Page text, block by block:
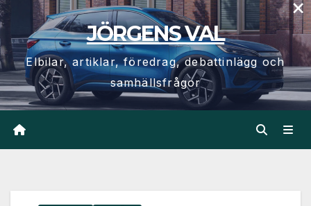
Hoppa
till
innehåll
JÖRGENS VAL
Elbilar, artiklar, föredrag, debattinlägg och
samhällsfrågor
×